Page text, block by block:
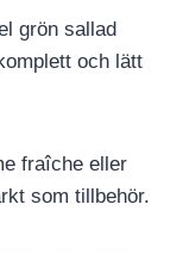
grön sallad
och lätt
fraîche eller
som tillbehör.